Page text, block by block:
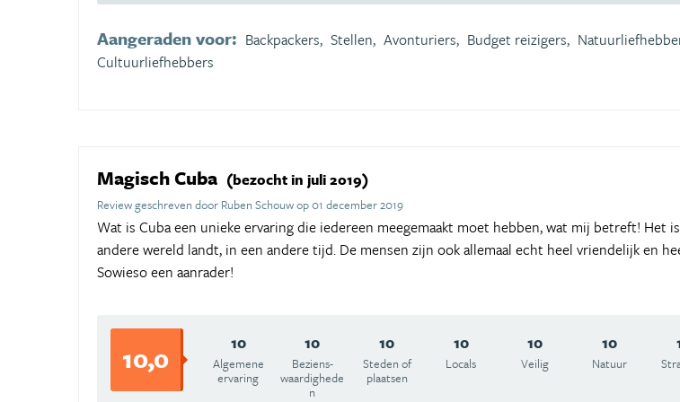
Aangeraden voor: Backpackers, Stellen, Avonturiers, Budget reizigers,
Cultuurliefhebbers
Magisch Cuba (bezocht in juli 2019)
Review geschreven door Ruben Schouw op 01 december 2019
Wat is Cuba een unieke ervaring die iedereen meegemaakt moet hebben, wat mij betreft! Het
andere wereld landt, in een andere tijd. De mensen zijn ook allemaal echt heel vriendelijk en
Sowieso een aanrader!
10,0 10
Algemene
ervaring
10
Beziens­
waardighede
n
10
Steden of
plaatsen
10
Locals
10
Veilig
10
Natuur